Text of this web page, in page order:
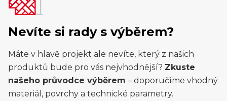
Nevíte si rady s výběrem?
Máte v hlavě projekt ale nevíte, který z našich
produktů bude pro vás nejvhodnější? Zkuste
našeho průvodce výběrem – doporučíme vhodný
materiál, povrchy a technické parametry.